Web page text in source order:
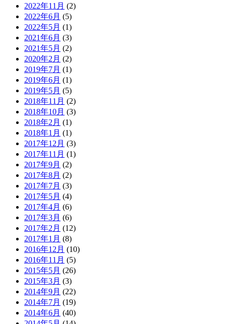
2022年11月 (2)
2022年6月 (5)
2022年5月 (1)
2021年6月 (3)
2021年5月 (2)
2020年2月 (2)
2019年7月 (1)
2019年6月 (1)
2019年5月 (5)
2018年11月 (2)
2018年10月 (3)
2018年2月 (1)
2018年1月 (1)
2017年12月 (3)
2017年11月 (1)
2017年9月 (2)
2017年8月 (2)
2017年7月 (3)
2017年5月 (4)
2017年4月 (6)
2017年3月 (6)
2017年2月 (12)
2017年1月 (8)
2016年12月 (10)
2016年11月 (5)
2015年5月 (26)
2015年3月 (3)
2014年9月 (22)
2014年7月 (19)
2014年6月 (40)